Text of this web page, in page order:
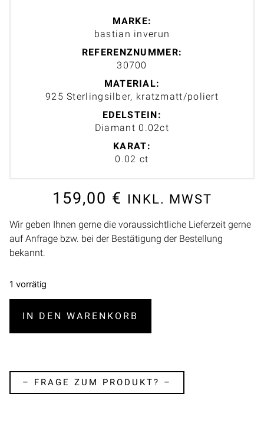
MARKE:
bastian inverun
REFERENZNUMMER:
30700
MATERIAL:
925 Sterlingsilber, kratzmatt/poliert
EDELSTEIN:
Diamant 0.02ct
KARAT:
0.02 ct
159,00 € INKL. MWST
Wir geben Ihnen gerne die voraussichtliche Lieferzeit gerne
auf Anfrage bzw. bei der Bestätigung der Bestellung
bekannt.
1 vorrätig
IN DEN WARENKORB
– FRAGE ZUM PRODUKT? –